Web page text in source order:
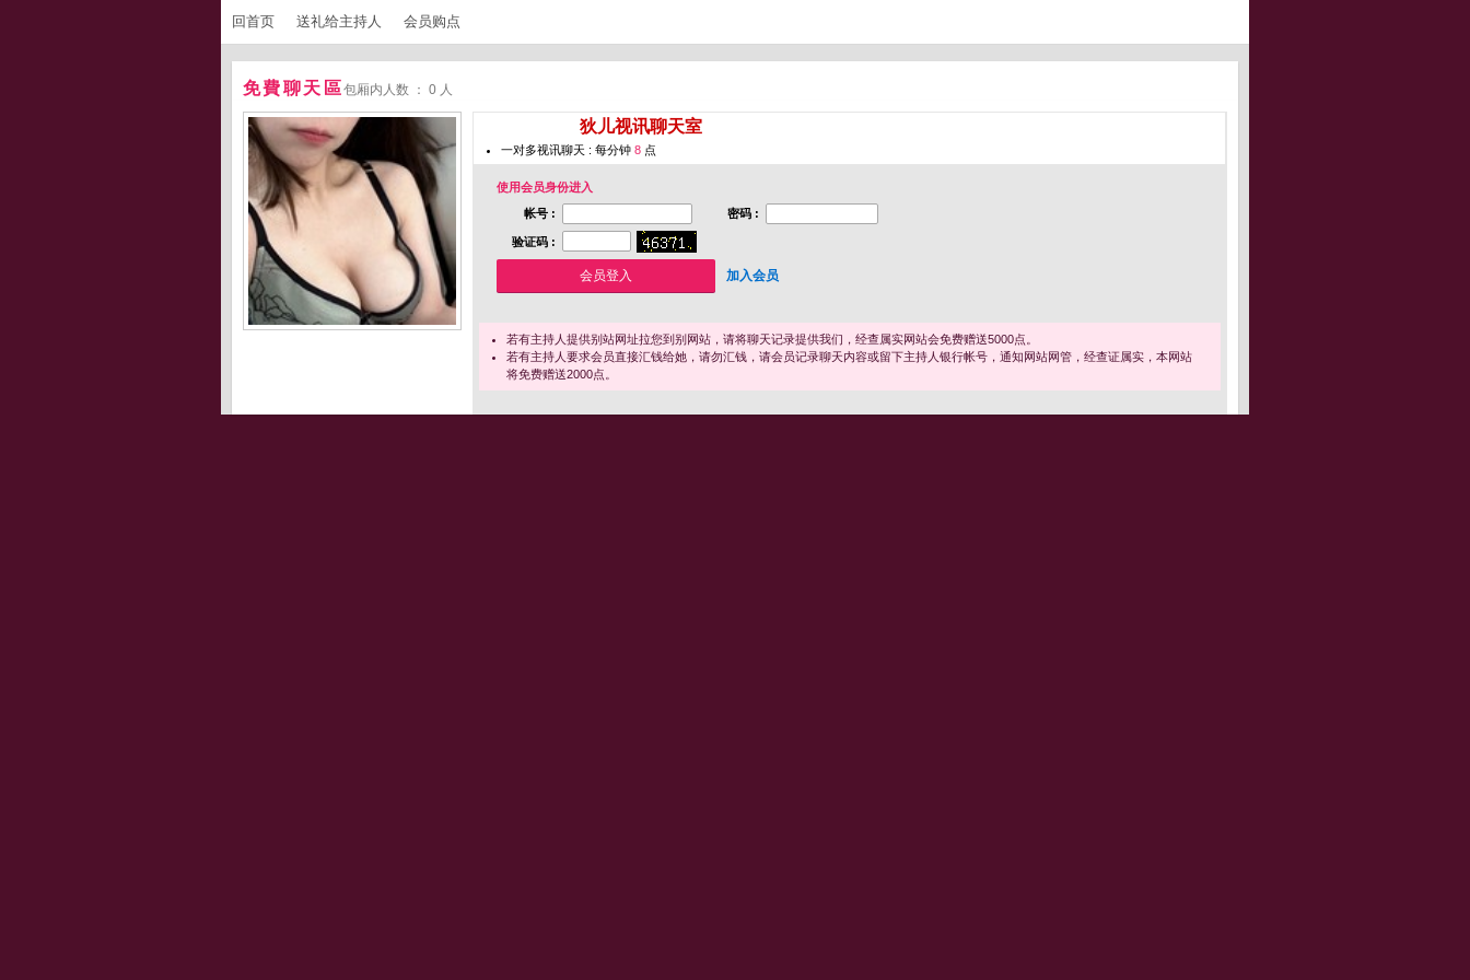
回首页 送礼给主持人 会员购点
免費聊天區包厢内人数 ： 0 人
狄儿视讯聊天室
一对多视讯聊天 : 每分钟 8 点
使用会员身份进入
帐号 :
密码 :
验证码 :
加入会员
若有主持人提供别站网址拉您到别网站，请将聊天记录提供我们，经查属实网站会免费赠送5000点。
若有主持人要求会员直接汇钱给她，请勿汇钱，请会员记录聊天内容或留下主持人银行帐号，通知网站网管，经查证属实，本网站
将免费赠送2000点。